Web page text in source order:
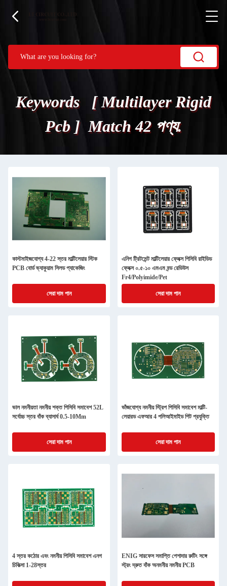
Keywords [ Multilayer Rigid
Pcb ] Match 42 পণ্য.
কাস্টমাইজযোগ্য 4-22 স্তর মাল্টিলেয়ার স্টিক
PCB বোর্ড ভ্যাকুয়াম সিলড প্যাকেজিং
সেরা দাম পান
এনিগ ট্রিটমেন্ট মাল্টিলেয়ার ফ্লেক্স পিসিবি রাইডিড
ফ্লেক্স ০.৫-১০ এমএম বন্ড রেডিউস
Fr4/Polyimide/Pet
সেরা দাম পান
ভাল নমনীয়তা নমনীয় শক্ত পিসিবি সমাবেশ 52L
সর্বোচ্চ স্তর বাঁক ব্যাসার্ধ 0.5-10Mm
সেরা দাম পান
ভাঁজযোগ্য নমনীয় স্ট্রিপ পিসিবি সমাবেশ মাল্টি-
লেয়ারড এফআর 4 পলিআইমাইড পিট প্রযুক্তি
সেরা দাম পান
4 স্তর কঠোর এবং নমনীয় পিসিবি সমাবেশ এনগ
চিকিত্সা 1-28স্তর
ENIG সারফেস সমাপ্তি পেশাদার রুটিং সঙ্গে
স্ট্রং দ্রুত বাঁক অনমনীয় নমনীয় PCB